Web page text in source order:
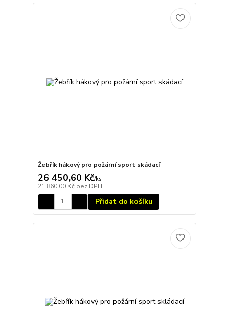
Žebřík hákový pro požární sport skádací
26 450,60 Kč/ks
21 860,00 Kč bez DPH
Přidat do košíku